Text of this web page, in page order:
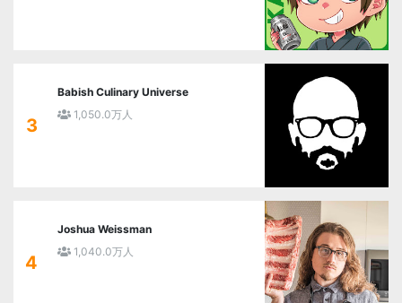
3
Babish Culinary Universe
1,050.0万人
4
Joshua Weissman
1,040.0万人